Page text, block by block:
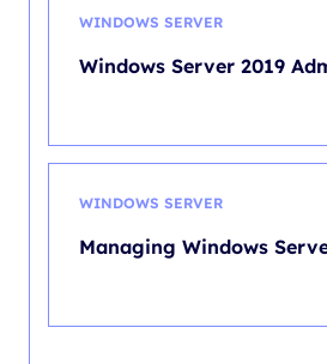
WINDOWS SERVER
Windows Server 2019
WINDOWS SERVER
Managing Windows